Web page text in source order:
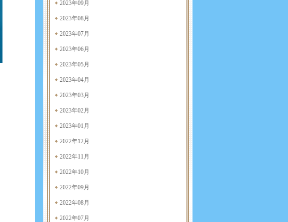
2023年09月
2023年08月
2023年07月
2023年06月
2023年05月
2023年04月
2023年03月
2023年02月
2023年01月
2022年12月
2022年11月
2022年10月
2022年09月
2022年08月
2022年07月